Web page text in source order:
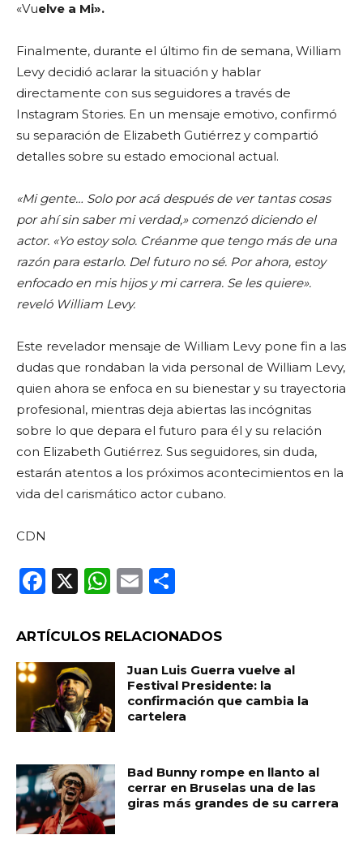
«Vuelve a Mi».
Finalmente, durante el último fin de semana, William
Levy decidió aclarar la situación y hablar
directamente con sus seguidores a través de
Instagram Stories. En un mensaje emotivo, confirmó
su separación de Elizabeth Gutiérrez y compartió
detalles sobre su estado emocional actual.
«Mi gente… Solo por acá después de ver tantas cosas
por ahí sin saber mi verdad,» comenzó diciendo el
actor. «Yo estoy solo. Créanme que tengo más de una
razón para estarlo. Del futuro no sé. Por ahora, estoy
enfocado en mis hijos y mi carrera. Se les quiere».
reveló William Levy.
Este revelador mensaje de William Levy pone fin a las
dudas que rondaban la vida personal de William Levy,
quien ahora se enfoca en su bienestar y su trayectoria
profesional, mientras deja abiertas las incógnitas
sobre lo que depara el futuro para él y su relación
con Elizabeth Gutiérrez. Sus seguidores, sin duda,
estarán atentos a los próximos acontecimientos en la
vida del carismático actor cubano.
CDN
F
c
e
b
o
o
k
X
W
a
ts
A
p
p
E
ai m
p
ar
ti
ARTÍCULOS RELACIONADOS
Juan Luis Guerra vuelve al
Festival Presidente: la
confirmación que cambia la
cartelera
Bad Bunny rompe en llanto al
cerrar en Bruselas una de las
giras más grandes de su carrera